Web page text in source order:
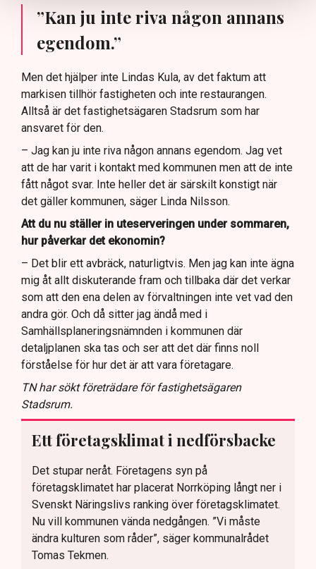
”Kan ju inte riva någon annans
egendom.”
Men det hjälper inte Lindas Kula, av det faktum att
markisen tillhör fastigheten och inte restaurangen.
Alltså är det fastighetsägaren Stadsrum som har
ansvaret för den.
– Jag kan ju inte riva någon annans egendom. Jag vet
att de har varit i kontakt med kommunen men att de inte
fått något svar. Inte heller det är särskilt konstigt när
det gäller kommunen, säger Linda Nilsson.
Att du nu ställer in uteserveringen under sommaren,
hur påverkar det ekonomin?
– Det blir ett avbräck, naturligtvis. Men jag kan inte ägna
mig åt allt diskuterande fram och tillbaka där det verkar
som att den ena delen av förvaltningen inte vet vad den
andra gör. Och då sitter jag ändå med i
Samhällsplaneringsnämnden i kommunen där
detaljplanen ska tas och ser att det där finns noll
förståelse för hur det är att vara företagare.
TN har sökt företrädare för fastighetsägaren
Stadsrum.
Ett företagsklimat i nedförsbacke
Det stupar neråt. Företagens syn på
företagsklimatet har placerat Norrköping långt ner i
Svenskt Näringslivs ranking över företagsklimatet.
Nu vill kommunen vända nedgången. ”Vi måste
ändra kulturen som råder”, säger kommunalrådet
Tomas Tekmen.